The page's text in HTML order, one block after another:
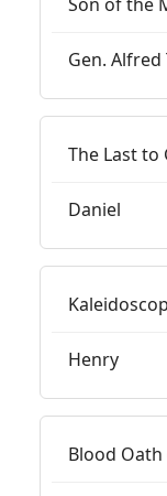
Gen. Alfred
The Last to
Daniel
Henry
Blood Oath